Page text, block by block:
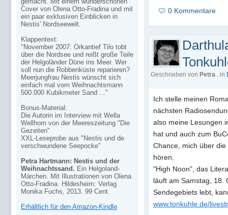
0 Kommentare
Geschrieben von Petra , in
Ich stelle meinen
nächsten
also meine Lesungen
hat und auch zum
Chance, mich über
hören.
"High Noon", das
läuft am Samstag, 18.
Sendegebiets lebt,
www.tonkuhle.de/
Cover von Olena Otto-Fradina und mit
ein paar exklusiven Einblicken in
Nestis' Nordseewelt.
Klappentext:
"November 2007: Orkantief Tilo tobt
über die Nordsee und reißt große Teile
der Helgoländer Düne ins Meer. Wer
soll nun die Robbenküste reparieren?
Meerjungfrau Nestis wünscht sich
einfach mal vom Weihnachtsmann
500.000 Kubikmeter Sand ..."
Bonus-Material:
Die Autorin im Interview mit Wella
Wellhorn von der Meereszeitung "Die
Gezeiten"
XXL-Leseprobe aus "Nestis und de
verschwundene Seepocke"
Petra Hartmann: Nestis und der
Weihnachtssand. Ein Helgoland-
Märchen. Mit Illustrationen von Olena
Otto-Fradina. Hildesheim: Verlag
Monika Fuchs, 2013. 99 Cent.
Erhältlich für den Amazon-Kindle